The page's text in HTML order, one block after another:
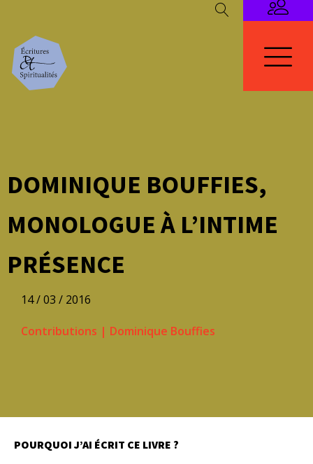
DOMINIQUE BOUFFIES,
MONOLOGUE À L’INTIME
PRÉSENCE
14 / 03 / 2016
Contributions | Dominique Bouffies
POURQUOI J’AI ÉCRIT CE LIVRE ?